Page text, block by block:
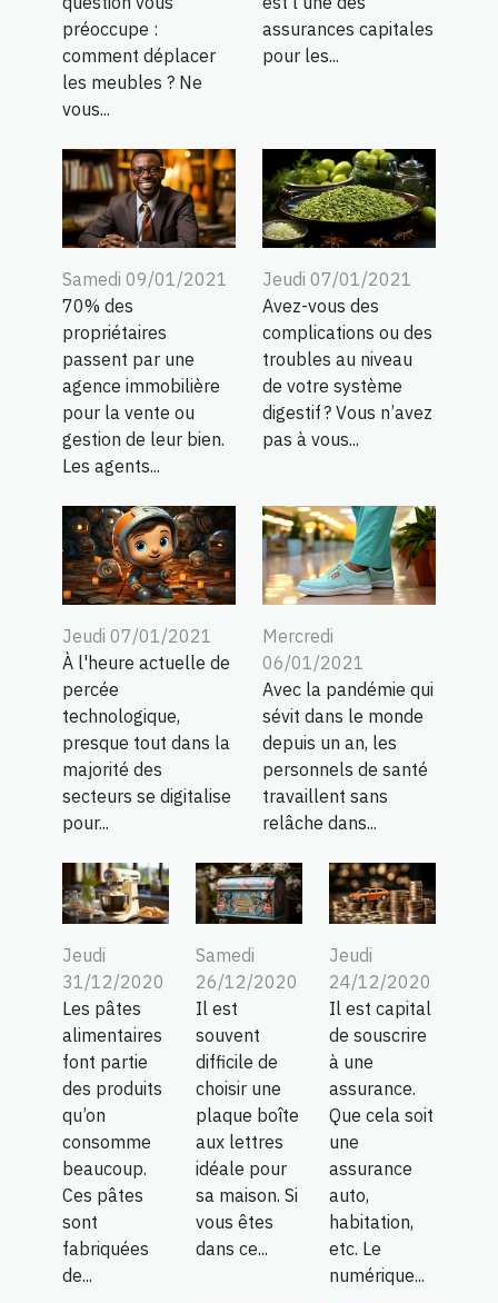
préoccupe :
comment déplacer
les meubles ? Ne
vous...
assurances capitales
pour les...
Samedi 09/01/2021
70% des
propriétaires
passent par une
agence immobilière
pour la vente ou
gestion de leur bien.
Les agents...
Jeudi 07/01/2021
Avez-vous des
complications ou des
troubles au niveau
de votre système
digestif ? Vous n’avez
pas à vous...
Jeudi 07/01/2021
À l'heure actuelle de
percée
technologique,
presque tout dans la
majorité des
secteurs se digitalise
pour...
Mercredi
06/01/2021
Avec la pandémie qui
sévit dans le monde
depuis un an, les
personnels de santé
travaillent sans
relâche dans...
Jeudi
31/12/2020
Les pâtes
alimentaires
font partie
des produits
qu’on
consomme
beaucoup.
Ces pâtes
sont
fabriquées
de...
Samedi
26/12/2020
Il est
souvent
difficile de
choisir une
plaque boîte
aux lettres
idéale pour
sa maison. Si
vous êtes
dans ce...
Jeudi
24/12/2020
Il est capital
de souscrire
à une
assurance.
Que cela soit
une
assurance
auto,
habitation,
etc. Le
numérique...